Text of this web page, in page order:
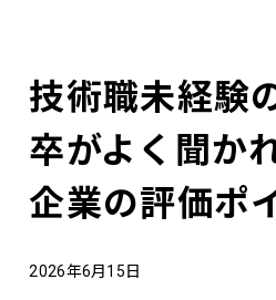
技術職未経験
卒がよく聞か
企業の評価ポ
2026年6月15日